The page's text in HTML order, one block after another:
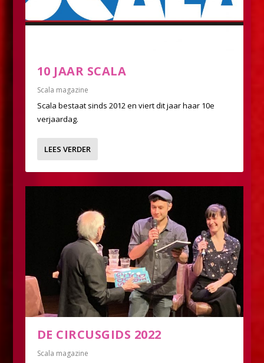
10 JAAR SCALA
Scala magazine
Scala bestaat sinds 2012 en viert dit jaar haar 10e
verjaardag.
LEES VERDER
DE CIRCUSGIDS 2022
Scala magazine